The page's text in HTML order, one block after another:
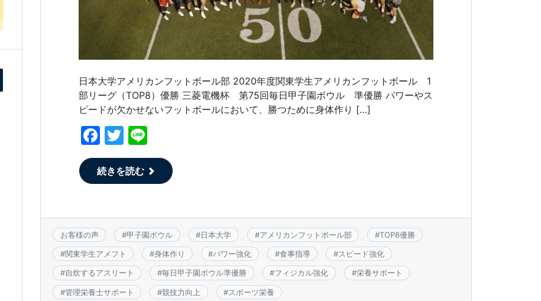
日本大学アメリカンフットボール部 2020年度関東学生アメリカンフットボール 1
部リーグ（TOP8）優勝 三菱電機杯 第75回毎日甲子園ボウル 準優勝 パワーやス
ピードが欠かせないフットボールにおいて、勝つために身体作り […]
F
a
c
e
o
o
k
T
w
itt
er
n
e
続きを読む
お客様の声 #甲子園ボウル #日本大学 #アメリカンフットボール部 #TOP8優勝
#関東学生アメフト #身体作り #パワー強化 #食事指導 #スピード強化
#自炊するアスリート #毎日甲子園ボウル準優勝 #フィジカル強化 #栄養サポート
#管理栄養士サポート #競技力向上 #スポーツ栄養